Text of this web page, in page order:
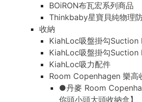
BOiRON布瓦宏系列商品
Thinkbaby星寶貝純物理
收納
KiahLoc吸盤掛勾Suction
KiahLoc吸盤掛勾Suction
KiahLoc吸力配件
Room Copenhagen 樂高
●丹麥 Room
你頭小頭大頭收納盒】